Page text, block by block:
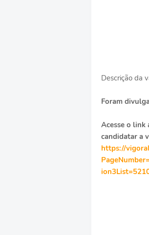
Descrição da
Foram
Acesse o link
candidatar a
https://